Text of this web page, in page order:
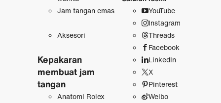
Jam tangan emas
Aksesori
Kepakaran
membuat jam
tangan
Anatomi Rolex
YouTube
Instagram
Threads
Facebook
LinkedIn
X
Pinterest
Weibo